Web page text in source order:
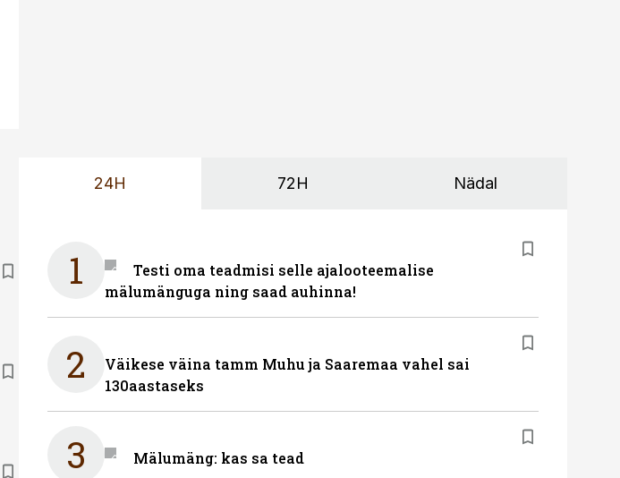
24H 72H Nädal
1
Testi oma teadmisi selle ajalooteemalise
mälumänguga ning saad auhinna!
2
Väikese väina tamm Muhu ja Saaremaa vahel sai
130aastaseks
3 Mälumäng: kas sa tead